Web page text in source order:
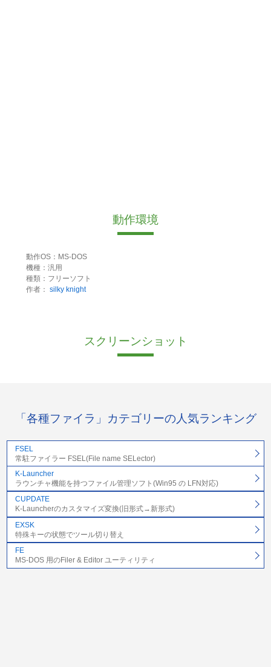
動作環境
動作OS：MS-DOS
機種：汎用
種類：フリーソフト
作者： silky knight
スクリーンショット
「各種ファイラ」カテゴリーの人気ランキング
FSEL
常駐ファイラー FSEL(File name SELector)
K-Launcher
ラウンチャ機能を持つファイル管理ソフト(Win95 の LFN対応)
CUPDATE
K-Launcherのカスタマイズ変換(旧形式→新形式)
EXSK
特殊キーの状態でツール切り替え
FE
MS-DOS 用のFiler & Editor ユーティリティ